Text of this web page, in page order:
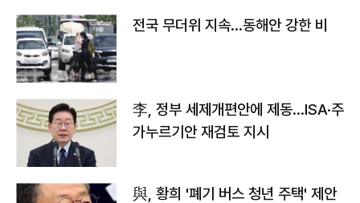
전국 무더위 지속…동해안 강한 비
李, 정부 세제개편안에 제동…ISA·주
가누르기안 재검토 지시
與, 황희 '폐기 버스 청년 주택' 제안